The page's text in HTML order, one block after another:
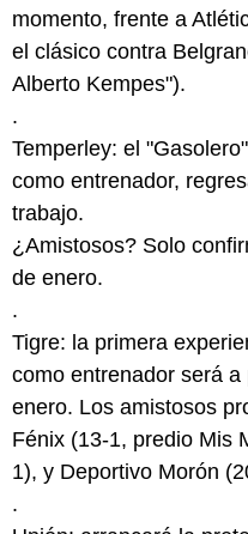
momento, frente a
el clásico contra
Alberto Kempes").
.
Temperley: el
como entrenador,
trabajo.
¿Amistosos? Solo
de enero.
.
Tigre: la primera
como entrenador será
enero. Los amistosos
Fénix (13-1, predio Mis
1), y Deportivo Morón
.